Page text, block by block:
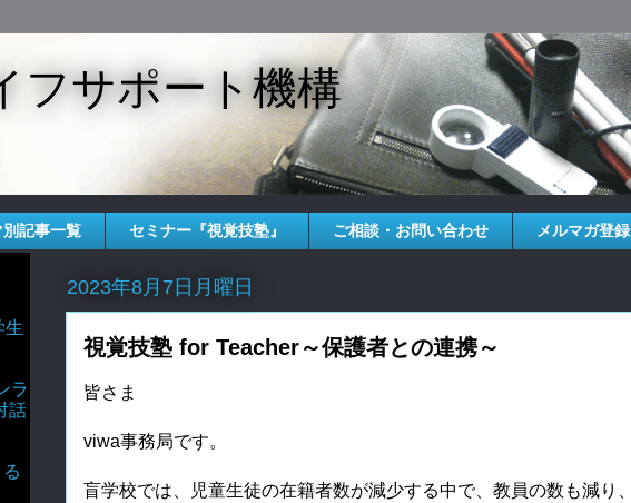
フサポート機構
別記事一覧 セミナー『視覚技塾』 ご相談・お問い合わせ メルマガ登録
2023年8月7日月曜日
視覚技塾 for Teacher～保護者との連携～
皆さま
viwa事務局です。
盲学校では、児童生徒の在籍者数が減少する中で、教員の数も減り、
生
ラ
話